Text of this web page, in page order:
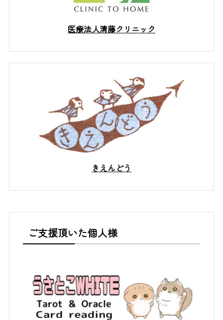
医療法人清藤クリニック
きえんどう
ご支援頂いた個人様